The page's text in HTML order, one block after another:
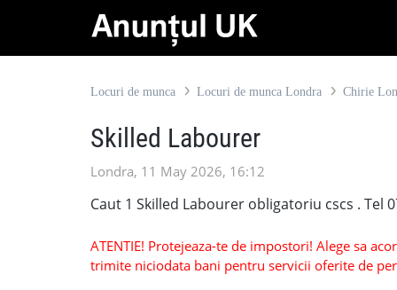
Locuri de munca Locuri de munca Londra Chirie
Skilled Labourer
Londra, 11 May 2026, 16:12
Caut 1 Skilled Labourer obligatoriu cscs . Tel
ATENTIE! Protejeaza-te de impostori! Alege sa
trimite niciodata bani pentru servicii oferite de